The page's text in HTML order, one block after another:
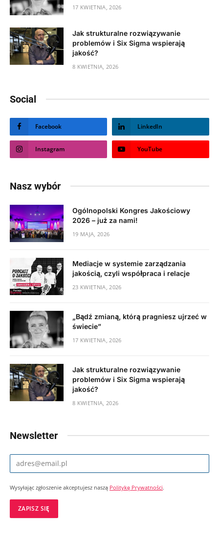
17 KWIETNIA, 2026
Jak strukturalne rozwiązywanie
problemów i Six Sigma wspierają
jakość?
8 KWIETNIA, 2026
Social
Facebook LinkedIn
Instagram YouTube
Nasz wybór
Ogólnopolski Kongres Jakościowy
2026 – już za nami!
19 MAJA, 2026
Mediacje w systemie zarządzania
jakością, czyli współpraca i relacje
23 KWIETNIA, 2026
„Bądź zmianą, którą pragniesz ujrzeć w
świecie”
17 KWIETNIA, 2026
Jak strukturalne rozwiązywanie
problemów i Six Sigma wspierają
jakość?
8 KWIETNIA, 2026
Newsletter
Wysyłając zgłoszenie akceptujesz naszą Politykę Prywatności.